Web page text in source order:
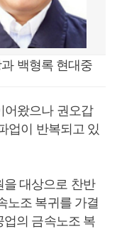
백형록 현대중
어왔으나 권오갑
업이 반복되고 있
대상으로 찬반
노조 복귀를 가결
업의 금속노조 복